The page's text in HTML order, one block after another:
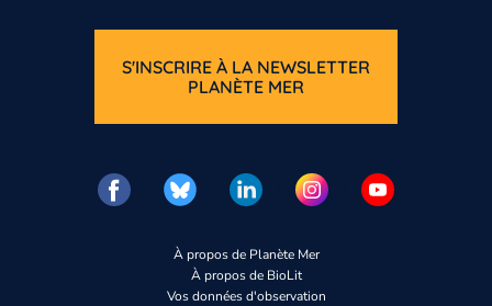
À propos de Planète Mer
À propos de BioLit
Vos données d'observation
S'INSCRIRE À LA NEWSLETTER
PLANÈTE MER